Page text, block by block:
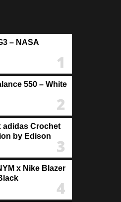
– NASA
550 – White
adidas Crochet
by Edison
x Nike Blazer